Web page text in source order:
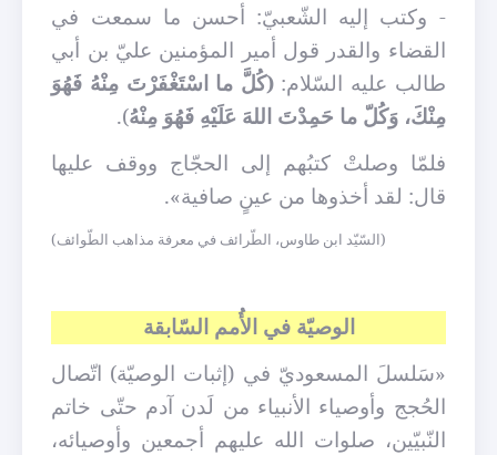
- وكتب إليه الشّعبيّ: أحسن ما سمعت في
القضاء والقدر قول أمير المؤمنين عليّ بن أبي
طالب عليه السّلام:(كُلَّ ما اسْتَغْفَرْتَ مِنْهُ فَهُوَ
مِنْكَ، وَكُلّ ما حَمِدْتَ اللهَ عَلَيْهِ فَهُوَ مِنْهُ).
فلمّا وصلتْ كتبُهم إلى الحجّاج ووقف عليها
قال: لقد أخذوها من عينٍ صافية».
(السّيّد ابن طاوس، الطّرائف في معرفة مذاهب الطّوائف)
الوصيّة في الأُمم السّابقة
«سَلسلَ المسعوديّ في (إثبات الوصيّة) اتّصال
الحُجج وأوصياء الأنبياء من لَدن آدم حتّى خاتم
النّبيّين، صلوات الله عليهم أجمعين وأوصيائه،